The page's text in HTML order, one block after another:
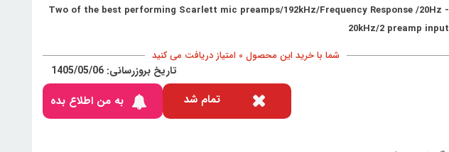
Two of the best performing Scarlett mic preamps/192kHz/Frequency Response /20Hz -
20kHz/2 preamp input
شما با خرید این محصول 0 امتیاز دریافت می کنید
به من اطلاع بده تمام شد
تاریخ بروزرسانی: 1405/05/06